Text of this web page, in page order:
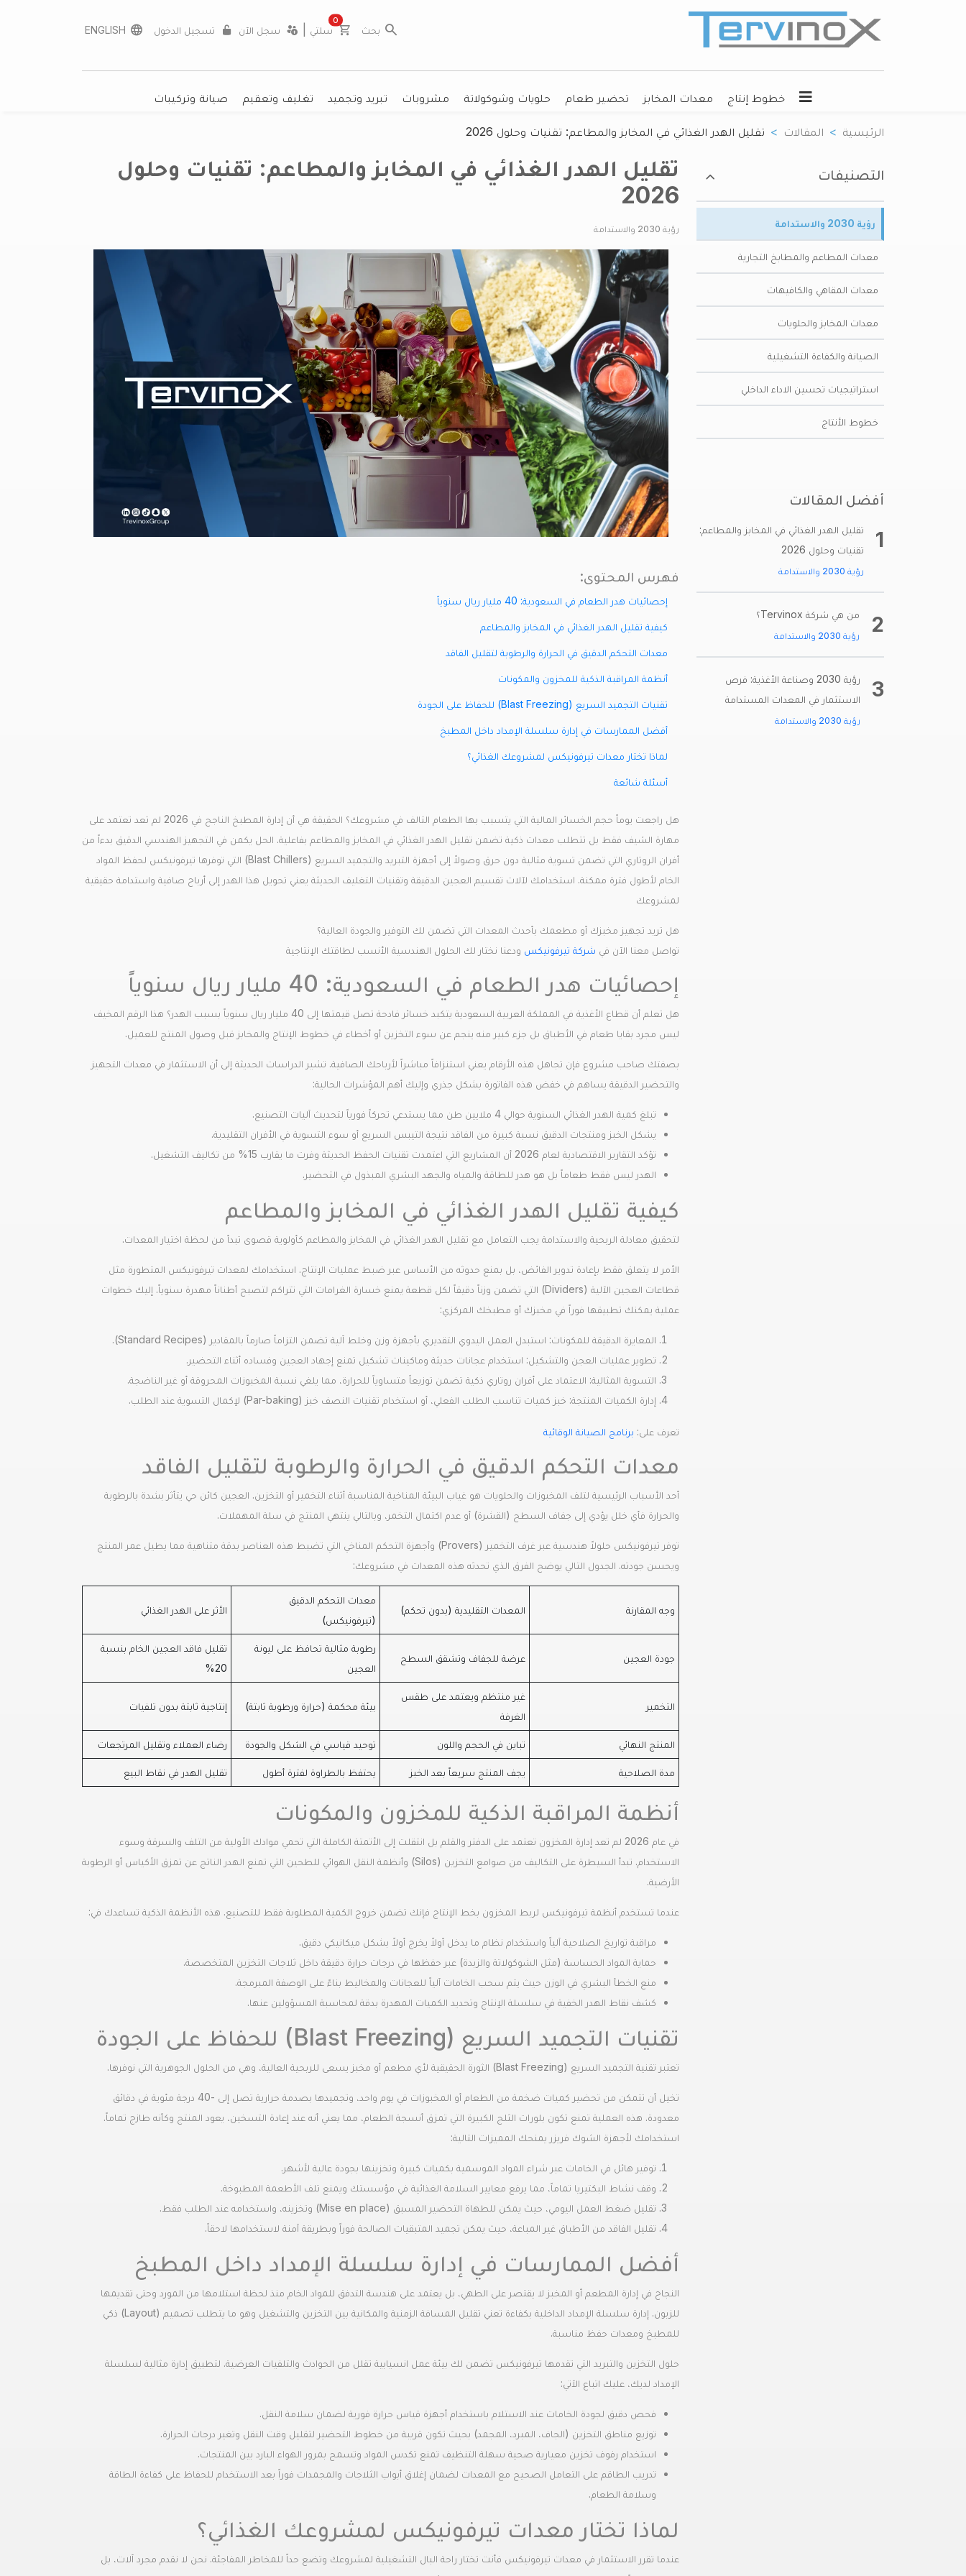
بحث
0
unread messages
سلتي سجل الآن تسجيل الدخول ENGLISH
خطوط إنتاج معدات المخابز تحضير طعام حلويات وشوكولاتة مشروبات تبريد وتجميد تغليف وتعقيم صيانة وتركيبات
الرئيسية المقالات تقليل الهدر الغذائي في المخابز والمطاعم: تقنيات وحلول 2026
التصنيفات
رؤية 2030 والاستدامة
معدات المطاعم والمطابخ التجارية
معدات المقاهي والكافيهات
معدات المخابز والحلويات
الصيانة والكفاءة التشغيلية
استراتيجيات تحسين الاداء الداخلي
خطوط الأنتاج
أفضل المقالات
1
تقليل الهدر الغذائي في المخابز والمطاعم:
تقنيات وحلول 2026
رؤية 2030 والاستدامة
2 من هي شركة Tervinox؟
رؤية 2030 والاستدامة
3
رؤية 2030 وصناعة الأغذية: فرص
الاستثمار في المعدات المستدامة
رؤية 2030 والاستدامة
تقليل الهدر الغذائي في المخابز والمطاعم: تقنيات وحلول
2026
رؤية 2030 والاستدامة
فهرس المحتوى:
إحصائيات هدر الطعام في السعودية: 40 مليار ريال سنوياً
كيفية تقليل الهدر الغذائي في المخابز والمطاعم
معدات التحكم الدقيق في الحرارة والرطوبة لتقليل الفاقد
أنظمة المراقبة الذكية للمخزون والمكونات
تقنيات التجميد السريع (Blast Freezing) للحفاظ على الجودة
أفضل الممارسات في إدارة سلسلة الإمداد داخل المطبخ
لماذا تختار معدات تيرفونيكس لمشروعك الغذائي؟
أسئلة شائعة
هل راجعت يوماً حجم الخسائر المالية التي يتسبب بها الطعام التالف في مشروعك؟ الحقيقة هي أن إدارة المطبخ الناجح في 2026 لم تعد تعتمد على
مهارة الشيف فقط بل تتطلب معدات ذكية تضمن تقليل الهدر الغذائي في المخابز والمطاعم بفاعلية. الحل يكمن في التجهيز الهندسي الدقيق بدءاً من
أفران الروتاري التي تضمن تسوية مثالية دون حرق وصولاً إلى أجهزة التبريد والتجميد السريع (Blast Chillers) التي توفرها تيرفونيكس لحفظ المواد
الخام لأطول فترة ممكنة. استخدامك لآلات تقسيم العجين الدقيقة وتقنيات التغليف الحديثة يعني تحويل هذا الهدر إلى أرباح صافية واستدامة حقيقية
لمشروعك
هل تريد تجهيز مخبزك أو مطعمك بأحدث المعدات التي تضمن لك التوفير والجودة العالية؟
تواصل معنا الآن في شركة تيرفونيكس ودعنا نختار لك الحلول الهندسية الأنسب لطاقتك الإنتاجية
إحصائيات هدر الطعام في السعودية: 40 مليار ريال سنوياً
هل تعلم أن قطاع الأغذية في المملكة العربية السعودية يتكبد خسائر فادحة تصل قيمتها إلى 40 مليار ريال سنوياً بسبب الهدر؟ هذا الرقم المخيف
ليس مجرد بقايا طعام في الأطباق بل جزء كبير منه ينجم عن سوء التخزين أو أخطاء في خطوط الإنتاج والمخابز قبل وصول المنتج للعميل.
بصفتك صاحب مشروع فإن تجاهل هذه الأرقام يعني استنزافاً مباشراً لأرباحك الصافية. تشير الدراسات الحديثة إلى أن الاستثمار في معدات التجهيز
والتحضير الدقيقة يساهم في خفض هذه الفاتورة بشكل جذري وإليك أهم المؤشرات الحالية:
تبلغ كمية الهدر الغذائي السنوية حوالي 4 ملايين طن مما يستدعي تحركاً فورياً لتحديث آليات التصنيع.
يشكل الخبز ومنتجات الدقيق نسبة كبيرة من الفاقد نتيجة التيبس السريع أو سوء التسوية في الأفران التقليدية.
تؤكد التقارير الاقتصادية لعام 2026 أن المشاريع التي اعتمدت تقنيات الحفظ الحديثة وفرت ما يقارب 15% من تكاليف التشغيل.
الهدر ليس فقط طعاماً بل هو هدر للطاقة والمياه والجهد البشري المبذول في التحضير.
كيفية تقليل الهدر الغذائي في المخابز والمطاعم
لتحقيق معادلة الربحية والاستدامة يجب التعامل مع تقليل الهدر الغذائي في المخابز والمطاعم كأولوية قصوى تبدأ من لحظة اختيار المعدات.
الأمر لا يتعلق فقط بإعادة تدوير الفائض، بل بمنع حدوثه من الأساس عبر ضبط عمليات الإنتاج. استخدامك لمعدات تيرفونيكس المتطورة مثل
قطاعات العجين الآلية (Dividers) التي تضمن وزناً دقيقاً لكل قطعة يمنع خسارة الغرامات التي تتراكم لتصبح أطناناً مهدرة سنوياً. إليك خطوات
عملية يمكنك تطبيقها فوراً في مخبزك أو مطبخك المركزي:
المعايرة الدقيقة للمكونات: استبدل العمل اليدوي التقديري بأجهزة وزن وخلط آلية تضمن التزاماً صارماً بالمقادير (Standard Recipes).
تطوير عمليات العجن والتشكيل: استخدام عجانات حديثة وماكينات تشكيل تمنع إجهاد العجين وفساده أثناء التحضير.
التسوية المثالية: الاعتماد على أفران روتاري ذكية تضمن توزيعاً متساوياً للحرارة، مما يلغي نسبة المخبوزات المحروقة أو غير الناضجة.
إدارة الكميات المنتجة: خبز كميات تناسب الطلب الفعلي، أو استخدام تقنيات النصف خبز (Par-baking) لإكمال التسوية عند الطلب.
تعرف على: برنامج الصيانة الوقائية
معدات التحكم الدقيق في الحرارة والرطوبة لتقليل الفاقد
أحد الأسباب الرئيسية لتلف المخبوزات والحلويات هو غياب البيئة المناخية المناسبة أثناء التخمير أو التخزين. العجين كائن حي يتأثر بشدة بالرطوبة
والحرارة فأي خلل يؤدي إلى جفاف السطح (القشرة) أو عدم اكتمال التخمر، وبالتالي ينتهي المنتج في سلة المهملات.
توفر تيرفونيكس حلولاً هندسية عبر غرف التخمير (Provers) وأجهزة التحكم المناخي التي تضبط هذه العناصر بدقة متناهية مما يطيل عمر المنتج
ويحسن جودته. الجدول التالي يوضح الفرق الذي تحدثه هذه المعدات في مشروعك:
وجه المقارنة المعدات التقليدية (بدون تحكم)
معدات التحكم الدقيق
(تيرفونيكس)
الأثر على الهدر الغذائي
جودة العجين عرضة للجفاف وتشقق السطح
رطوبة مثالية تحافظ على ليونة
العجين
تقليل فاقد العجين الخام بنسبة
20%
التخمير
غير منتظم ويعتمد على طقس
الغرفة
بيئة محكمة (حرارة ورطوبة ثابتة) إنتاجية ثابتة بدون تلفيات
المنتج النهائي تباين في الحجم واللون توحيد قياسي في الشكل والجودة رضاء العملاء وتقليل المرتجعات
مدة الصلاحية يجف المنتج سريعاً بعد الخبز يحتفظ بالطراوة لفترة أطول تقليل الهدر في نقاط البيع
أنظمة المراقبة الذكية للمخزون والمكونات
في عام 2026 لم تعد إدارة المخزون تعتمد على الدفتر والقلم بل انتقلت إلى الأتمتة الكاملة التي تحمي موادك الأولية من التلف والسرقة وسوء
الاستخدام. تبدأ السيطرة على التكاليف من صوامع التخزين (Silos) وأنظمة النقل الهوائي للطحين التي تمنع الهدر الناتج عن تمزق الأكياس أو الرطوبة
الأرضية.
عندما تستخدم أنظمة تيرفونيكس لربط المخزون بخط الإنتاج فإنك تضمن خروج الكمية المطلوبة فقط للتصنيع. هذه الأنظمة الذكية تساعدك في:
مراقبة تواريخ الصلاحية آلياً واستخدام نظام ما يدخل أولاً يخرج أولاً بشكل ميكانيكي دقيق.
حماية المواد الحساسة (مثل الشوكولاتة والزبدة) عبر حفظها في درجات حرارة دقيقة داخل ثلاجات التخزين المتخصصة.
منع الخطأ البشري في الوزن حيث يتم سحب الخامات آلياً للعجانات والمخاليط بناءً على الوصفة المبرمجة.
كشف نقاط الهدر الخفية في سلسلة الإنتاج وتحديد الكميات المهدرة بدقة لمحاسبة المسؤولين عنها.
تقنيات التجميد السريع (Blast Freezing) للحفاظ على الجودة
تعتبر تقنية التجميد السريع (Blast Freezing) الثورة الحقيقية لأي مطعم أو مخبز يسعى للربحية العالية، وهي من الحلول الجوهرية التي نوفرها.
تخيل أن تتمكن من تحضير كميات ضخمة من الطعام أو المخبوزات في يوم واحد، وتجميدها بصدمة حرارية تصل إلى -40 درجة مئوية في دقائق
معدودة. هذه العملية تمنع تكون بلورات الثلج الكبيرة التي تمزق أنسجة الطعام، مما يعني أنه عند إعادة التسخين، يعود المنتج وكأنه طازج تماماً.
استخدامك لأجهزة الشوك فريزر يمنحك المميزات التالية:
توفير هائل في الخامات عبر شراء المواد الموسمية بكميات كبيرة وتخزينها بجودة عالية لأشهر.
وقف نشاط البكتيريا تماماً، مما يرفع معايير السلامة الغذائية في مؤسستك ويمنع تلف الأطعمة المطبوخة.
تقليل ضغط العمل اليومي، حيث يمكن للطهاة التحضير المسبق (Mise en place) وتخزينه، واستخدامه عند الطلب فقط.
تقليل الفاقد من الأطباق غير المباعة، حيث يمكن تجميد المتبقيات الصالحة فوراً وبطريقة آمنة لاستخدامها لاحقاً.
أفضل الممارسات في إدارة سلسلة الإمداد داخل المطبخ
النجاح في إدارة المطعم أو المخبز لا يقتصر على الطهي، بل يعتمد على هندسة التدفق للمواد الخام منذ لحظة استلامها من المورد وحتى تقديمها
للزبون. إدارة سلسلة الإمداد الداخلية بكفاءة تعني تقليل المسافة الزمنية والمكانية بين التخزين والتشغيل وهو ما يتطلب تصميم (Layout) ذكي
للمطبخ ومعدات حفظ مناسبة.
حلول التخزين والتبريد التي تقدمها تيرفونيكس تضمن لك بيئة عمل انسيابية تقلل من الحوادث والتلفيات العرضية. لتطبيق إدارة مثالية لسلسلة
الإمداد لديك، عليك اتباع الآتي:
فحص دقيق لجودة الخامات عند الاستلام باستخدام أجهزة قياس حرارة فورية لضمان سلامة النقل.
توزيع مناطق التخزين (الجاف، المبرد، المجمد) بحيث تكون قريبة من خطوط التحضير لتقليل وقت النقل وتغير درجات الحرارة.
استخدام رفوف تخزين معيارية صحية سهلة التنظيف تمنع تكدس المواد وتسمح بمرور الهواء البارد بين المنتجات.
تدريب الطاقم على التعامل الصحيح مع المعدات لضمان إغلاق أبواب الثلاجات والمجمدات فوراً بعد الاستخدام للحفاظ على كفاءة الطاقة
وسلامة الطعام.
لماذا تختار معدات تيرفونيكس لمشروعك الغذائي؟
عندما تقرر الاستثمار في معدات تيرفونيكس فأنت تختار راحة البال التشغيلية لمشروعك وتضع حداً للمخاطر المفاجئة. نحن لا نقدم مجرد آلات، بل